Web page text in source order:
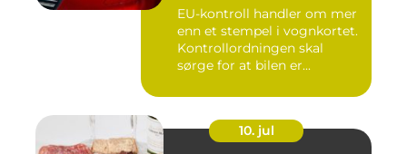
EU-kontroll handler om mer
enn et stempel i vognkortet.
Kontrollordningen skal
sørge for at bilen er...
10. jul